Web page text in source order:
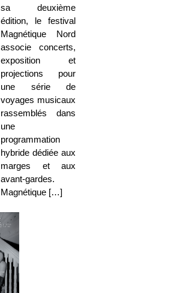
sa deuxième
édition, le festival
Magnétique Nord
associe concerts,
exposition et
projections pour
une série de
voyages musicaux
rassemblés dans
une
programmation
hybride dédiée aux
marges et aux
avant-gardes.
Magnétique […]